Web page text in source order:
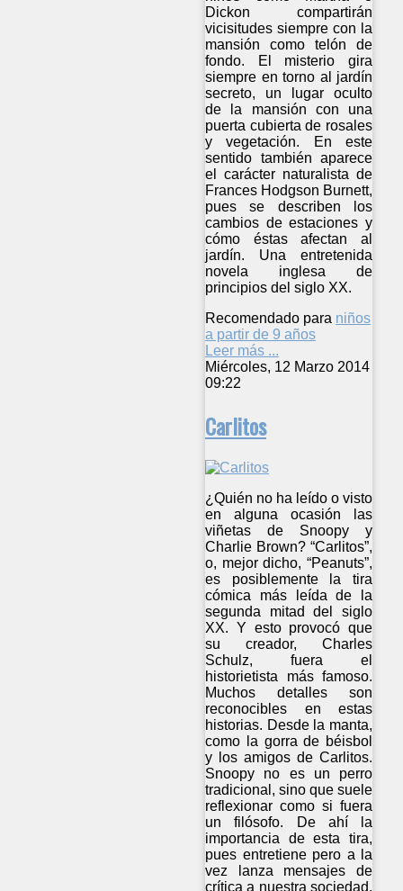
Dickon compartirán
vicisitudes siempre con la
mansión como telón de
fondo. El misterio gira
siempre en torno al jardín
secreto, un lugar oculto
de la mansión con una
puerta cubierta de rosales
y vegetación. En este
sentido también aparece
el carácter naturalista de
Frances Hodgson Burnett,
pues se describen los
cambios de estaciones y
cómo éstas afectan al
jardín. Una entretenida
novela inglesa de
principios del siglo XX.
Recomendado para niños
a partir de 9 años
Leer más ...
Miércoles, 12 Marzo 2014
09:22
Carlitos
¿Quién no ha leído o visto
en alguna ocasión las
viñetas de Snoopy y
Charlie Brown? “Carlitos”,
o, mejor dicho, “Peanuts”,
es posiblemente la tira
cómica más leída de la
segunda mitad del siglo
XX. Y esto provocó que
su creador, Charles
Schulz, fuera el
historietista más famoso.
Muchos detalles son
reconocibles en estas
historias. Desde la manta,
como la gorra de béisbol
y los amigos de Carlitos.
Snoopy no es un perro
tradicional, sino que suele
reflexionar como si fuera
un filósofo. De ahí la
importancia de esta tira,
pues entretiene pero a la
vez lanza mensajes de
crítica a nuestra sociedad.